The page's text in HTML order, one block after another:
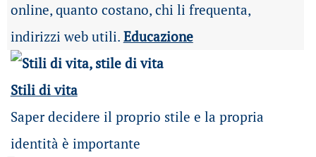
online, quanto costano, chi li frequenta,
indirizzi web utili. Educazione
Stili di vita
Saper decidere il proprio stile e la propria
identità è importante